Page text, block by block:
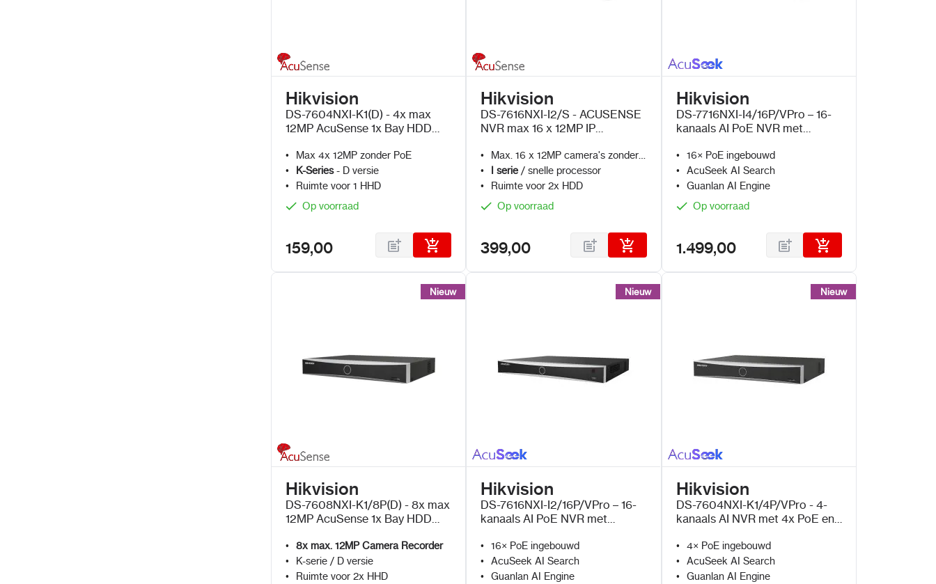
Hikvision
DS-7604NXI-K1(D) - 4x max
12MP AcuSense 1x Bay HDD
Max 4x 12MP zonder PoE
K-Series- D versie
Ruimte voor 1 HHD
Op voorraad
159,00
Hikvision
DS-7616NXI-I2/S - ACUSENSE
NVR max 16 x 12MP IP
Max. 16 x 12MP camera's zonder
PoEI serie/ snelle processor
Ruimte voor 2x HDD
Op voorraad
399,00
Hikvision
DS-7716NXI-I4/16P/VPro – 16-
kanaals AI PoE NVR met
16× PoE ingebouwd
AcuSeek AI Search
Guanlan AI Engine
Op voorraad
1.499,00
Nieuw
Nieuw
Hikvision
DS-7608NXI-K1/8P(D) - 8x max
12MP AcuSense 1x Bay HDD
8x max. 12MP Camera Recorder
K-serie / D versie
Ruimte voor 2x HHD
Nieuw
Nieuw
Hikvision
DS-7616NXI-I2/16P/VPro – 16-
kanaals AI PoE NVR met
16× PoE ingebouwd
AcuSeek AI Search
Guanlan AI Engine
Nieuw
Nieuw
Hikvision
DS-7604NXI-K1/4P/VPro - 4-
kanaals AI NVR met 4x PoE en
4× PoE ingebouwd
AcuSeek AI Search
Guanlan AI Engine